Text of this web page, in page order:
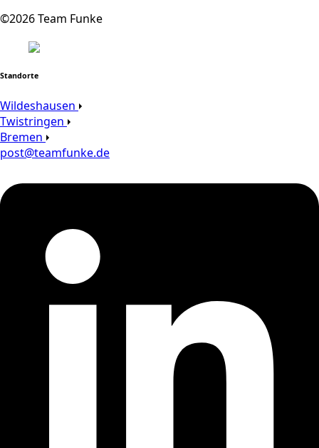
©2026 Team Funke
Standorte
Wildeshausen
Twistringen
Bremen
post@teamfunke.de